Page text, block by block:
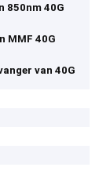
850nm 40G
MMF 40G
van 40G